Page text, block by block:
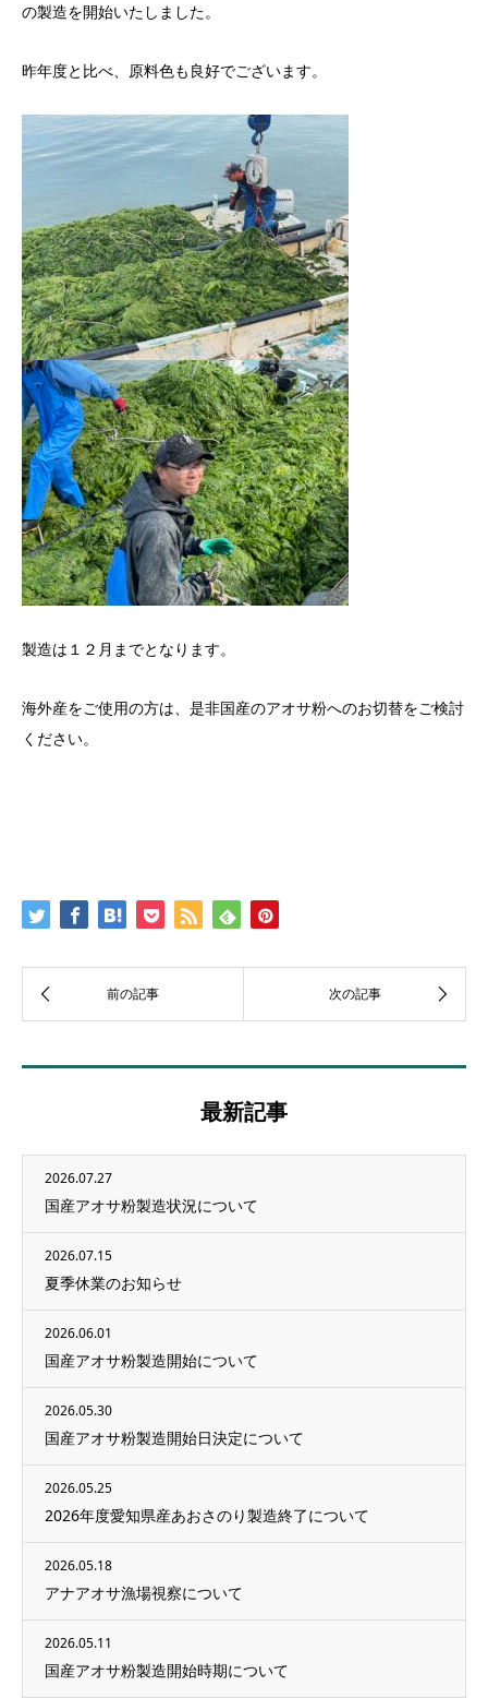
の製造を開始いたしました。
昨年度と比べ、原料色も良好でございます。
製造は１２月までとなります。
海外産をご使用の方は、是非国産のアオサ粉へのお切替をご検討
ください。
最新記事
2026.07.27
国産アオサ粉製造状況について
2026.07.15
夏季休業のお知らせ
2026.06.01
国産アオサ粉製造開始について
2026.05.30
国産アオサ粉製造開始日決定について
2026.05.25
2026年度愛知県産あおさのり製造終了について
2026.05.18
アナアオサ漁場視察について
2026.05.11
国産アオサ粉製造開始時期について